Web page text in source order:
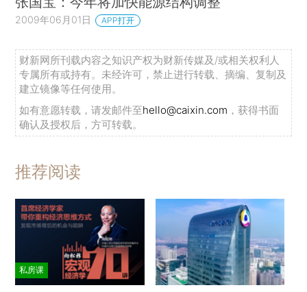
2009年06月01日 APP打开
财新网所刊载内容之知识产权为财新传媒及/或相关权利人
专属所有或持有。未经许可，禁止进行转载、摘编、复制及
建立镜像等任何使用。
如有意愿转载，请发邮件至hello@caixin.com ，获得书面
确认及授权后，方可转载。
推荐阅读
私房课